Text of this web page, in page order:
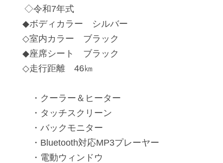
◇令和7年式
◆ボディカラー シルバー
◇室内カラー ブラック
◆座席シート ブラック
◇走行距離 46㎞
・クーラー＆ヒーター
・タッチスクリーン
・バックモニター
・Bluetooth対応MP3プレーヤー
・電動ウィンドウ